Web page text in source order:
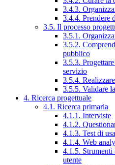
3.4.3.
3.4.4. Prendere
3.5. Il processo
3.5.1.
3.5.2.
pubblico
3.5.3.
servizio
3.5.4.
3.5.5. Validare
4. Ricerca progettuale
4.1. Ricerca primaria
4.1.1. Interviste
4.1.2.
4.1.3. Test di
4.1.4. Web
4.1.5. Strumenti
utente